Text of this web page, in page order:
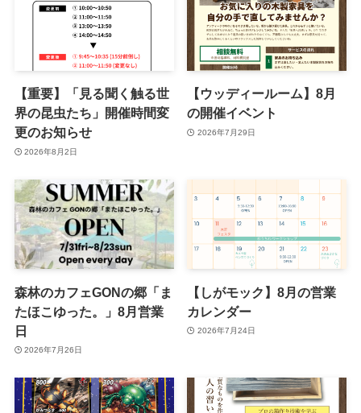
【重要】「見る聞く触る世
界の昆虫たち」開催時間変
更のお知らせ
2026年8月2日
【ウッディールーム】8月
の開催イベント
2026年7月29日
森林のカフェGONの郷「ま
たほこゆった。」8月営業
日
2026年7月26日
【しがモック】8月の営業
カレンダー
2026年7月24日